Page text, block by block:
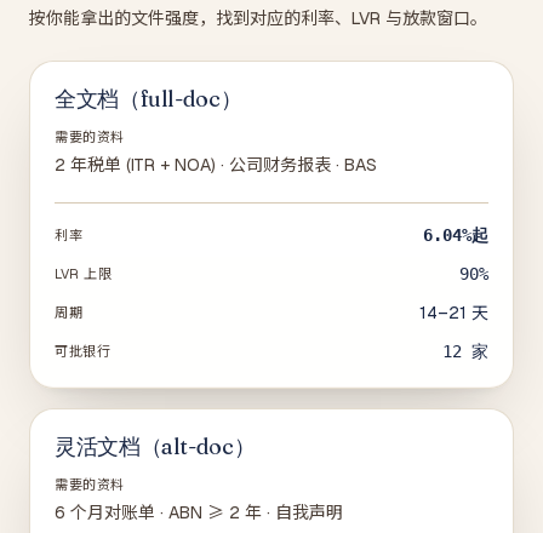
按你能拿出的文件强度，找到对应的利率、LVR 与放款窗口。
全文档（full-doc）
需要的资料
2 年税单 (ITR + NOA) · 公司财务报表 · BAS
利率 6.04%起
LVR 上限 90%
周期 14–21 天
可批银行 12 家
灵活文档（alt-doc）
需要的资料
6 个月对账单 · ABN ≥ 2 年 · 自我声明